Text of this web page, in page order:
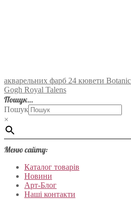
акварельних фарб 24 кювети
Gogh Royal Talens
Пошук…
Пошук
×
Меню сайту:
Каталог товарів
Новини
Арт-Блог
Наші контакти